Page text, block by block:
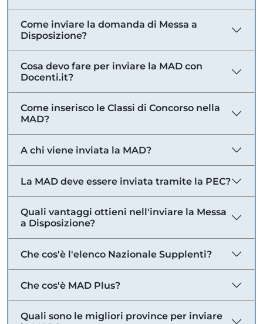
Come inviare la domanda di Messa a
Disposizione?
Cosa devo fare per inviare la MAD con
Docenti.it?
Come inserisco le Classi di Concorso nella
MAD?
A chi viene inviata la MAD?
La MAD deve essere inviata tramite la PEC?
Quali vantaggi ottieni nell'inviare la Messa
a Disposizione?
Che cos'è l'elenco Nazionale Supplenti?
Che cos'è MAD Plus?
Quali sono le migliori province per inviare